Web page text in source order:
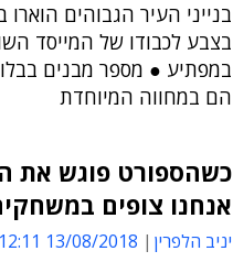
בנייני העיר הגבוהים
בצבע לכבודו של המייסד
במפתיע ● מספר מבנים
הם במחווה המיוחדת
כשהספורט פוגש את
אנחנו צופים
יניב הלפרין 13/08/2018 12:11